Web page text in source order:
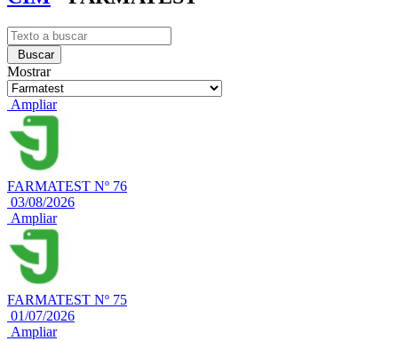
Buscar
Mostrar
Ampliar
FARMATEST Nº 76
03/08/2026
Ampliar
FARMATEST Nº 75
01/07/2026
Ampliar